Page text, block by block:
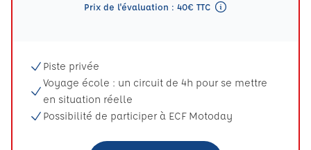
Prix de l'évaluation : 40€ TTC
Piste privée
Voyage école : un circuit de 4h pour se mettre
en situation réelle
Possibilité de participer à ECF Motoday